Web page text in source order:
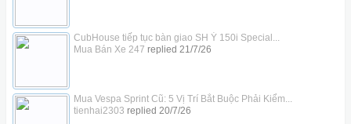
CubHouse tiếp tục bàn giao SH Ý 150i Special...
Mua Bán Xe 247 replied 21/7/26
Mua Vespa Sprint Cũ: 5 Vị Trí Bắt Buộc Phải Kiểm...
tienhai2303 replied 20/7/26